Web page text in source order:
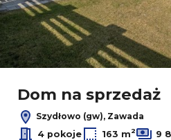
Leaflet|©
Dom na sprzedaż
Szydłowo (gw), Zawada
4 pokoje
163 m2 9